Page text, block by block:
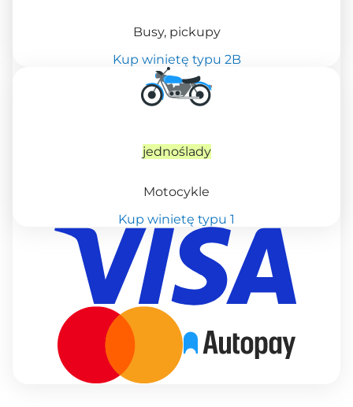
Busy, pickupy
Kup winietę typu 2B
jednoślady
Motocykle
Kup winietę typu 1